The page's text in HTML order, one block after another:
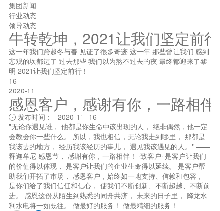
集团新闻
行业动态
领导动态
牛转乾坤，2021让我们坚定前
这一年我们跨越冬与春 见证了很多奇迹 这一年 那些曾让我们 感到
悲观的坎都迈了 过去那些 我们以为熬不过去的夜 最终都迎来了黎
明 2021让我们坚定前行！
16
2020-11
感恩客户，感谢有你，一路相伴
发布时间： : 2020-11--16
"无论你遇见谁， 他都是你生命中该出现的人， 绝非偶然，他一定
会教会你一些什么。 所以，我也相信，无论我走到哪里， 那都是
我该去的地方， 经历我该经历的事儿， 遇见我该遇见的人。" ——
释迦牟尼 感恩节， 感谢有你，一路相伴！ ·致客户· 是客户让我们
的价值得以体现， 是客户让我们的企业生命得以延续。 是客户帮
助我们开拓了市场， 感恩客户，始终如一地支持、信赖和包容，
是你们给了我们信任和信心， 使我们不断创新、不断超越、不断前
进。 感恩这份从陌生到熟悉的同舟共济， 未来的日子里， 降龙水
利水电将一如既往。 做最好的服务！ 做最精细的服务！